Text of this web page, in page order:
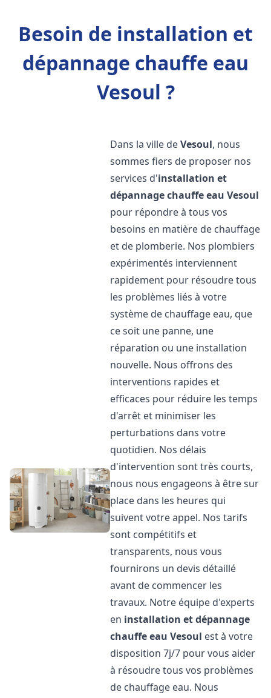
Besoin de installation et
dépannage chauffe eau
Vesoul ?
Dans la ville deVesoul, nous
sommes fiers de proposer nos
services d'installation et
dépannage chauffe eau Vesoul
pour répondre à tous vos
besoins en matière de chauffage
et de plomberie. Nos plombiers
expérimentés interviennent
rapidement pour résoudre tous
les problèmes liés à votre
système de chauffage eau, que
ce soit une panne, une
réparation ou une installation
nouvelle. Nous offrons des
interventions rapides et
efficaces pour réduire les temps
d'arrêt et minimiser les
perturbations dans votre
quotidien. Nos délais
d'intervention sont très courts,
nous nous engageons à être sur
place dans les heures qui
suivent votre appel. Nos tarifs
sont compétitifs et
transparents, nous vous
fournirons un devis détaillé
avant de commencer les
travaux. Notre équipe d'experts
en installation et dépannage
chauffe eau Vesoul est à votre
disposition 7j/7 pour vous aider
à résoudre tous vos problèmes
de chauffage eau. Nous